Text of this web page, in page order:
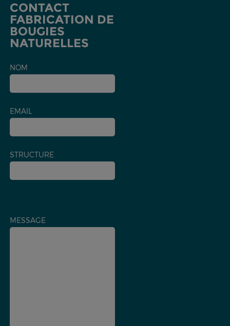
CONTACT
FABRICATION DE
BOUGIES
NATURELLES
NOM
EMAIL
STRUCTURE
MESSAGE